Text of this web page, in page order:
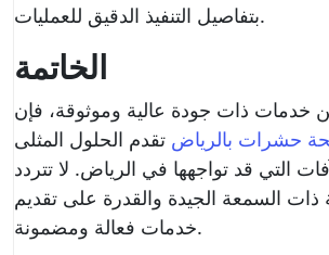
بتفاصيل التنفيذ الدقيق للعمليات.
الخاتمة
خدمات ذات جودة عالية وموثوقة، فإن
حشرات بالرياض تقدم الحلول المثلى
التي قد تواجهها في الرياض. لا تتردد
ذات السمعة الجيدة والقدرة على تقديم
خدمات فعالة ومضمونة.